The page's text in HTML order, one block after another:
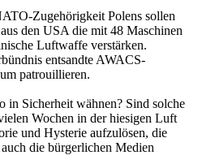
Zugehörigkeit Polens sollen
den USA die mit 48 Maschinen
Luftwaffe verstärken.
entsandte AWACS-
patrouillieren.
in Sicherheit wähnen? Sind solche
Wochen in der hiesigen Luft
und Hysterie aufzulösen, die
die bürgerlichen Medien